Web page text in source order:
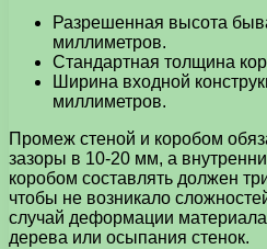
Разрешенная высота
миллиметров.
Стандартная толщина
Ширина входной
миллиметров.
Промеж стеной и коробом
зазоры в 10-20 мм, а
коробом составлять должен
чтобы не возникало
случай деформации
дерева или осыпания стенок.